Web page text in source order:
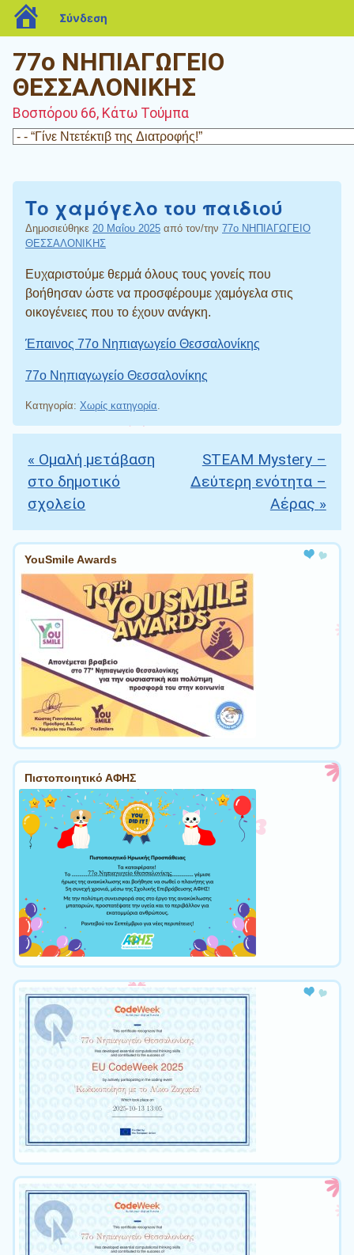
77ο ΝΗΠΙΑΓΩΓΕΙΟ
ΘΕΣΣΑΛΟΝΙΚΗΣ
Βοσπόρου 66, Κάτω Τούμπα
Το χαμόγελο του παιδιού
Δημοσιεύθηκε 20 Μαΐου 2025 από τον/την 77ο ΝΗΠΙΑΓΩΓΕΙΟ
ΘΕΣΣΑΛΟΝΙΚΗΣ
Ευχαριστούμε θερμά όλους τους γονείς που
βοήθησαν ώστε να προσφέρουμε χαμόγελα στις
οικογένειες που το έχουν ανάγκη.
Έπαινος 77ο Νηπιαγωγείο Θεσσαλονίκης
77ο Νηπιαγωγείο Θεσσαλονίκης
Κατηγορία: Χωρίς κατηγορία.
Πλοήγηση άρθρων
« Ομαλή μετάβαση
στο δημοτικό
σχολείο
STEAM Mystery –
Δεύτερη ενότητα –
Αέρας »
YouSmile Awards
Πιστοποιητικό ΑΦΗΣ
blogs.sch.gr
Σύνδεση